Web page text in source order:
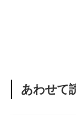
あわせて